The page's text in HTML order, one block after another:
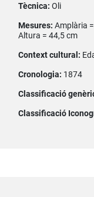
Tècnica: Oli
Mesures: Amplària
Altura = 44,5 cm
Context cultural:
Cronologia: 1874
Classificació
Classificació